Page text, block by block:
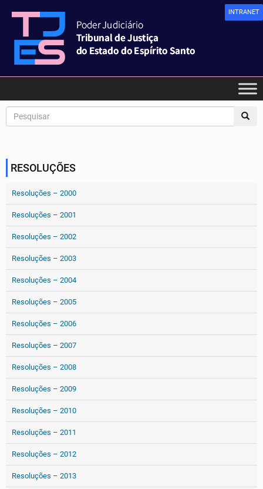
INTRANET
RESOLUÇÕES
Resoluções – 2000
Resoluções – 2001
Resoluções – 2002
Resoluções – 2003
Resoluções – 2004
Resoluções – 2005
Resoluções – 2006
Resoluções – 2007
Resoluções – 2008
Resoluções – 2009
Resoluções – 2010
Resoluções – 2011
Resoluções – 2012
Resoluções – 2013